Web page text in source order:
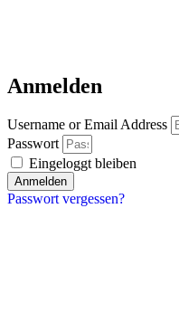
Anmelden
Username or Email Address
Passwort
Eingeloggt bleiben
Anmelden
Passwort vergessen?